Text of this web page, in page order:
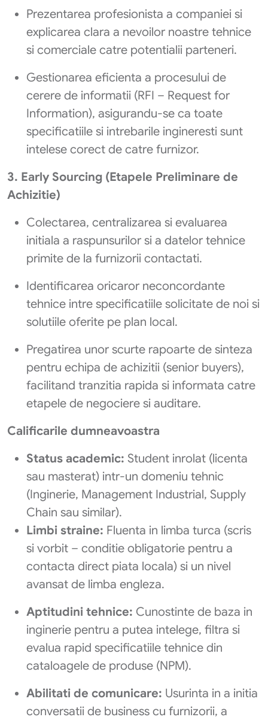
Prezentarea profesionista a companiei si
explicarea clara a nevoilor noastre tehnice
si comerciale catre potentialii parteneri.
Gestionarea eficienta a procesului de
cerere de informatii (RFI – Request for
Information), asigurandu-se ca toate
specificatiile si intrebarile ingineresti sunt
intelese corect de catre furnizor.
3. Early Sourcing (Etapele Preliminare de
Achizitie)
Colectarea, centralizarea si evaluarea
initiala a raspunsurilor si a datelor tehnice
primite de la furnizorii contactati.
Identificarea oricaror neconcordante
tehnice intre specificatiile solicitate de noi si
solutiile oferite pe plan local.
Pregatirea unor scurte rapoarte de sinteza
pentru echipa de achizitii (senior buyers),
facilitand tranzitia rapida si informata catre
etapele de negociere si auditare.
Calificarile dumneavoastra
Status academic: Student inrolat (licenta
sau masterat) intr-un domeniu tehnic
(Inginerie, Management Industrial, Supply
Chain sau similar).
Limbi straine: Fluenta in limba turca (scris
si vorbit – conditie obligatorie pentru a
contacta direct piata locala) si un nivel
avansat de limba engleza.
Aptitudini tehnice: Cunostinte de baza in
inginerie pentru a putea intelege, filtra si
evalua rapid specificatiile tehnice din
cataloagele de produse (NPM).
Abilitati de comunicare: Usurinta in a initia
conversatii de business cu furnizorii, a